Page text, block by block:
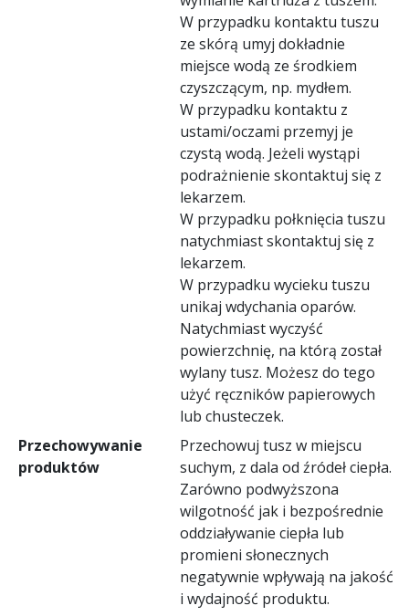
W przypadku kontaktu tuszu
ze skórą umyj dokładnie
miejsce wodą ze środkiem
czyszczącym, np. mydłem.
W przypadku kontaktu z
ustami/oczami przemyj je
czystą wodą. Jeżeli wystąpi
podrażnienie skontaktuj się z
lekarzem.
W przypadku połknięcia tuszu
natychmiast skontaktuj się z
lekarzem.
W przypadku wycieku tuszu
unikaj wdychania oparów.
Natychmiast wyczyść
powierzchnię, na którą został
wylany tusz. Możesz do tego
użyć ręczników papierowych
lub chusteczek.
Przechowywanie
produktów
Przechowuj tusz w miejscu
suchym, z dala od źródeł ciepła.
Zarówno podwyższona
wilgotność jak i bezpośrednie
oddziaływanie ciepła lub
promieni słonecznych
negatywnie wpływają na jakość
i wydajność produktu.